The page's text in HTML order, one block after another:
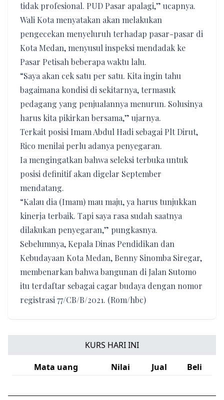
tidak profesional. PUD Pasar apalagi,” ucapnya.
Wali Kota menyatakan akan melakukan
pengecekan menyeluruh terhadap pasar-pasar di
Kota Medan, menyusul inspeksi mendadak ke
Pasar Petisah beberapa waktu lalu.
“Saya akan cek satu per satu. Kita ingin tahu
bagaimana kondisi di sekitarnya, termasuk
pedagang yang penjualannya menurun. Solusinya
harus kita pikirkan bersama,” ujarnya.
Terkait posisi Imam Abdul Hadi sebagai Plt Dirut,
Rico menilai perlu adanya penyegaran.
Ia mengingatkan bahwa seleksi terbuka untuk
posisi definitif akan digelar September
mendatang.
“Kalau dia (Imam) mau maju, ya harus tunjukkan
kinerja terbaik. Tapi saya rasa sudah saatnya
dilakukan penyegaran,” pungkasnya.
Sebelumnya, Kepala Dinas Pendidikan dan
Kebudayaan Kota Medan, Benny Sinomba Siregar,
membenarkan bahwa bangunan di Jalan Sutomo
itu terdaftar sebagai cagar budaya dengan nomor
registrasi 77/CB/B/2021. (Rom/hbc)
KURS HARI INI
Mata uang
Nilai Jual Beli